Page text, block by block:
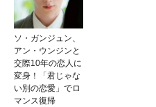
ソ・ガンジュン、
アン・ウンジンと
交際10年の恋人に
変身！「君じゃな
い別の恋愛」でロ
マンス復帰